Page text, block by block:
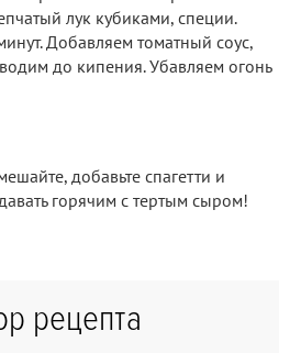
лук кубиками, специи.
Добавляем томатный соус,
до кипения. Убавляем огонь
добавьте спагетти и
горячим с тертым сыром!
рецепта